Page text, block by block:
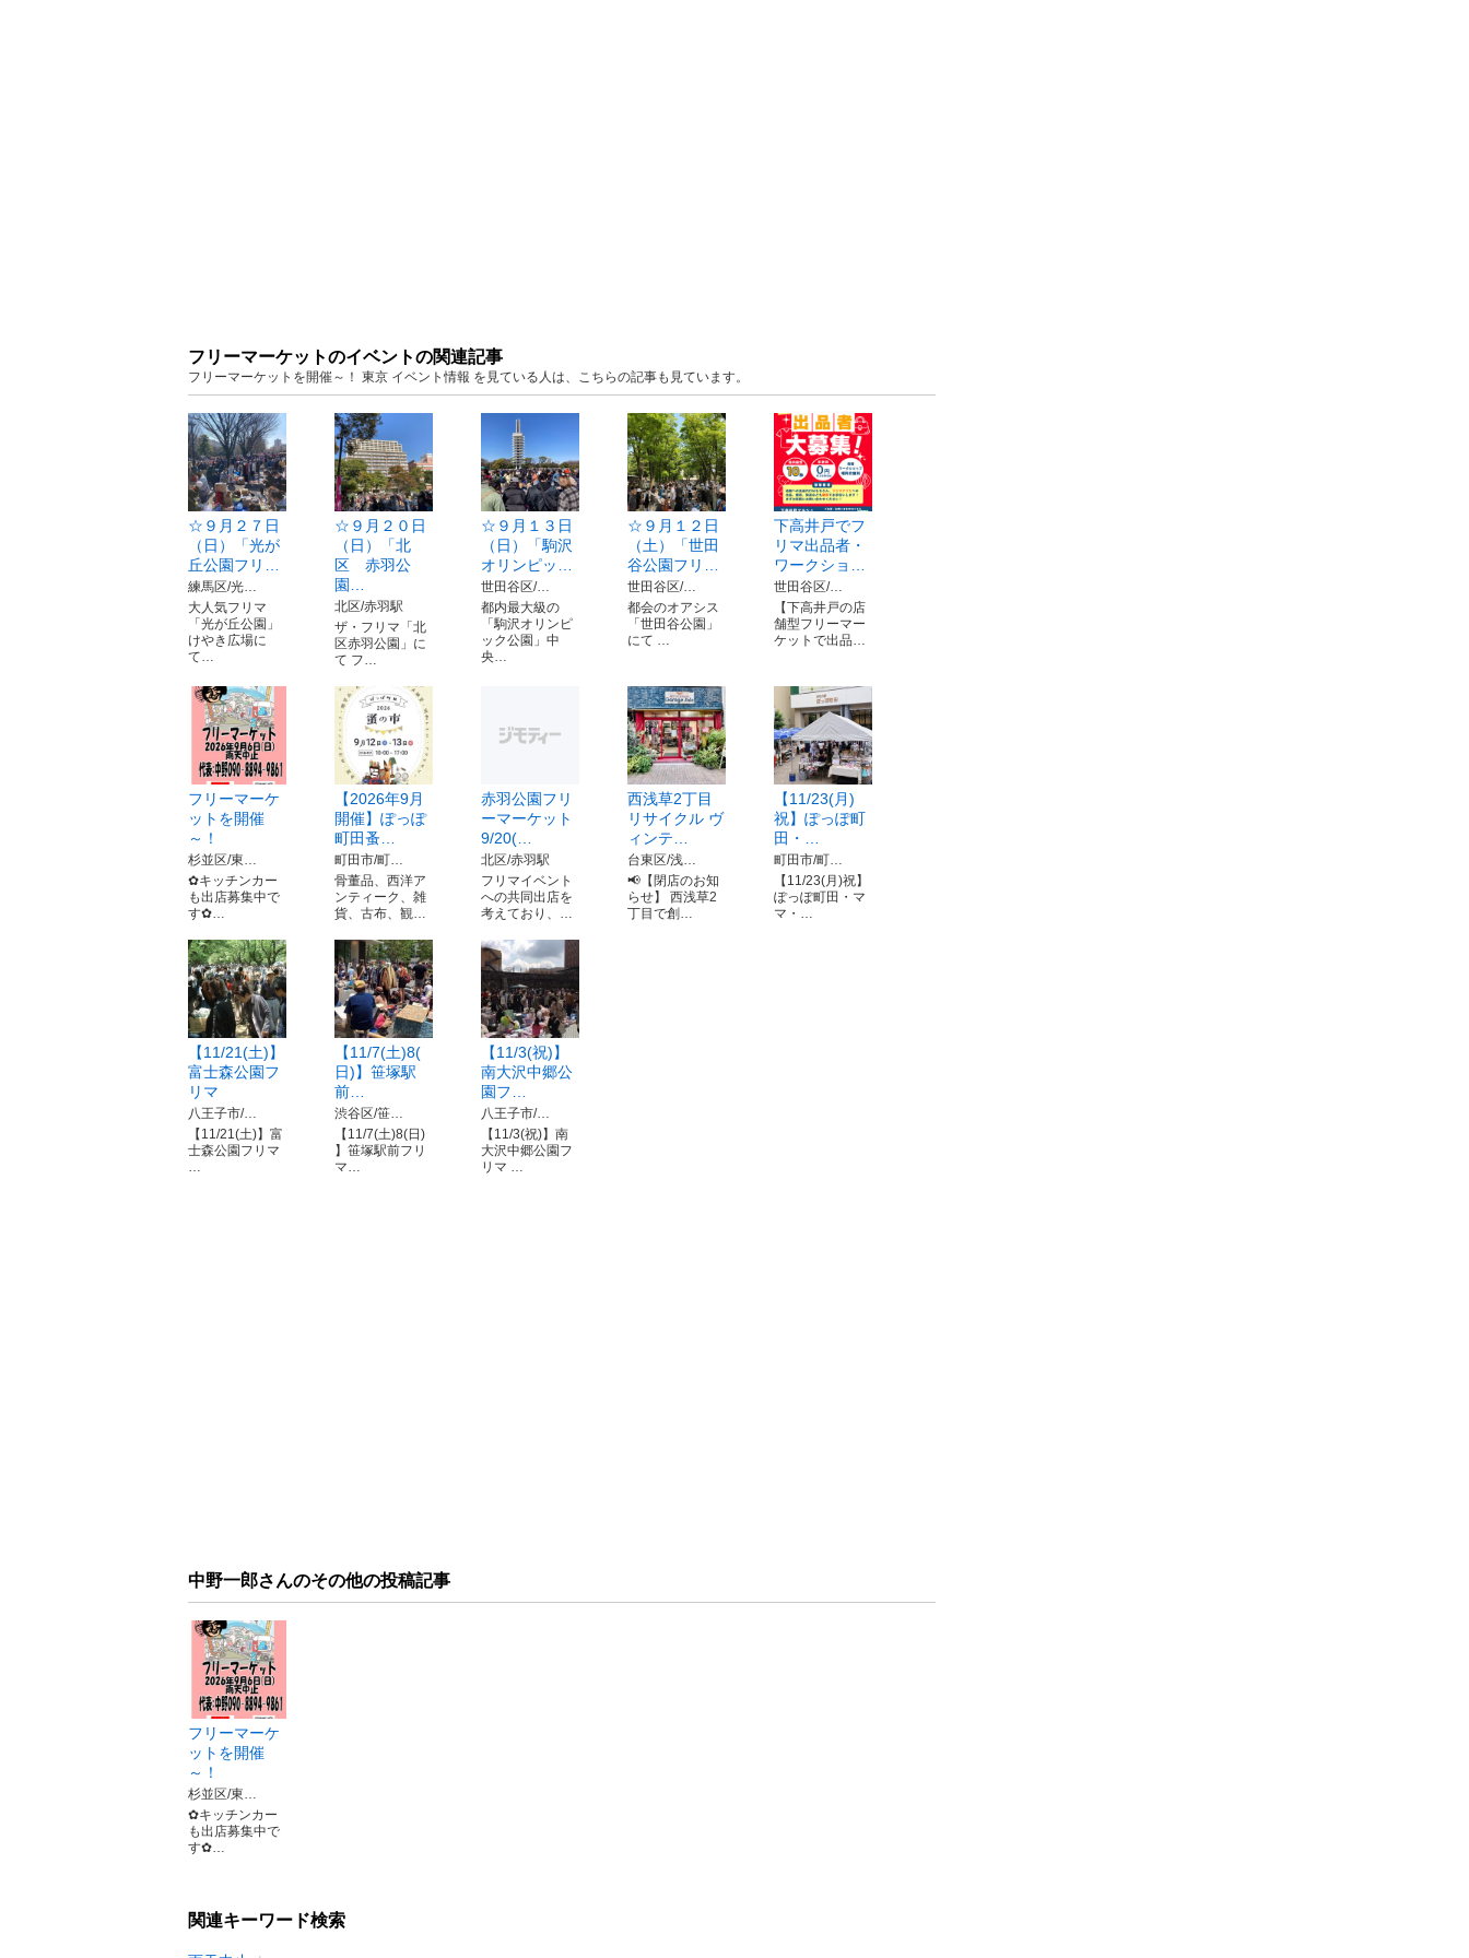
フリーマーケットのイベントの関連記事
フリーマーケットを開催～！ 東京 イベント情報 を見ている人は、こちらの記事も見ています。
☆９月２７日
（日）「光が
丘公園フリ…
練馬区/光…
大人気フリマ
「光が丘公園」
けやき広場に
て…
☆９月２０日
（日）「北
区 赤羽公
園…
北区/赤羽駅
ザ・フリマ「北
区赤羽公園」に
て フ…
☆９月１３日
（日）「駒沢
オリンピッ…
世田谷区/…
都内最大級の
「駒沢オリンピ
ック公園」中
央…
☆９月１２日
（土）「世田
谷公園フリ…
世田谷区/…
都会のオアシス
「世田谷公園」
にて …
下高井戸でフ
リマ出品者・
ワークショ…
世田谷区/…
【下高井戸の店
舗型フリーマー
ケットで出品…
フリーマーケ
ットを開催
～！
杉並区/東…
✿キッチンカー
も出店募集中で
す✿…
【2026年9月
開催】ぽっぽ
町田蚤…
町田市/町…
骨董品、西洋ア
ンティーク、雑
貨、古布、観…
赤羽公園フリ
ーマーケット
9/20(…
北区/赤羽駅
フリマイベント
への共同出店を
考えており、…
西浅草2丁目
リサイクル ヴ
ィンテ…
台東区/浅…
📢【閉店のお知
らせ】 西浅草2
丁目で創…
【11/23(月)
祝】ぽっぽ町
田・…
町田市/町…
【11/23(月)祝】
ぽっぽ町田・マ
マ・…
【11/21(土)】
富士森公園フ
リマ
八王子市/…
【11/21(土)】富
士森公園フリマ
…
【11/7(土)8(
日)】笹塚駅
前…
渋谷区/笹…
【11/7(土)8(日)
】笹塚駅前フリ
マ…
【11/3(祝)】
南大沢中郷公
園フ…
八王子市/…
【11/3(祝)】南
大沢中郷公園フ
リマ …
中野一郎さんのその他の投稿記事
フリーマーケ
ットを開催
～！
杉並区/東…
✿キッチンカー
も出店募集中で
す✿…
関連キーワード検索